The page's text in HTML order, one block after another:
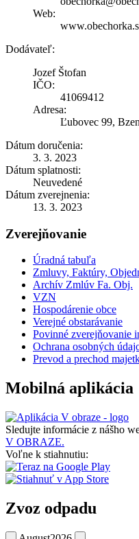
Web:
Dodávateľ:
Jozef Štofan
IČO:
41069412
Adresa:
Ľubovec 99,
Dátum doručenia:
3. 3. 2023
Dátum splatnosti:
Neuvedené
Dátum zverejnenia:
13. 3. 2023
Zverejňovanie
Úradná tabuľa
Zmluvy, Faktúry,
Archív Zmlúv Fa. Obj.
VZN
Hospodárenie obce
Verejné obstarávanie
Povinné zverejňovanie
Ochrana osobných
Prevod a prechod
Mobilná aplikácia
Sledujte informácie z nášho
V OBRAZE.
Voľne k stiahnutiu:
Zvoz odpadu